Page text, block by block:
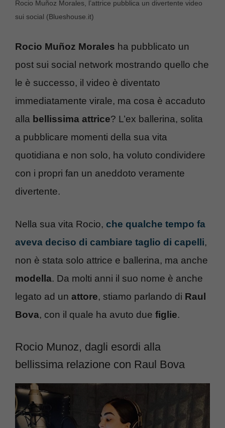
Rocio Muñoz Morales, l’attrice pubblica un divertente video
sui social (Blueshouse.it)
Rocio Muñoz Morales ha pubblicato un
post sui social network mostrando quello che
le è successo, il video è diventato
immediatamente virale, ma cosa è accaduto
alla bellissima attrice? L’ex ballerina, solita
a pubblicare momenti della sua vita
quotidiana e non solo, ha voluto condividere
con i propri fan un aneddoto veramente
divertente.
Nella sua vita Rocio, che qualche tempo fa
aveva deciso di cambiare taglio di capelli,
non è stata solo attrice e ballerina, ma anche
modella. Da molti anni il suo nome è anche
legato ad un attore, stiamo parlando di Raul
Bova, con il quale ha avuto due figlie.
Rocio Munoz, dagli esordi alla
bellissima relazione con Raul Bova